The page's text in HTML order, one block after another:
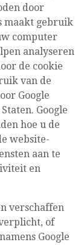
door
maakt gebruik
computer
analyseren
de cookie
van de
Google
Google
hoe u de
website-
aan te
en
verschaffen
of
Google